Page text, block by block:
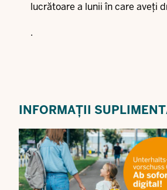
lucrătoare a lunii în care aveți
.
INFORMAȚII